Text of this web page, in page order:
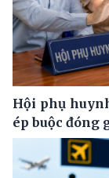
Hội phụ
ép buộc đóng